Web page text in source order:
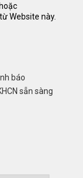
Website này.
báo
sẵn sàng